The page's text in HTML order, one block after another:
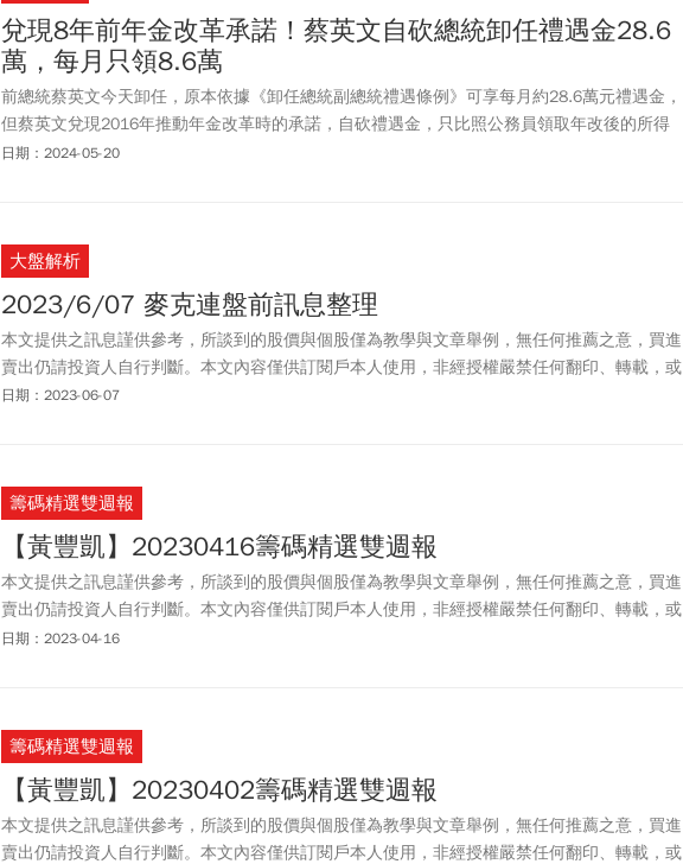
兌現8年前年金改革承諾！蔡英文自砍總統卸任禮遇金28.6
萬，每月只領8.6萬
前總統蔡英文今天卸任，原本依據《卸任總統副總統禮遇條例》可享每月約28.6萬元禮遇金，
但蔡英文兌現2016年推動年金改革時的承諾，自砍禮遇金，只比照公務員領取年改後的所得
天花板，約8.6萬元。
日期：2024-05-20
大盤解析
2023/6/07 麥克連盤前訊息整理
本文提供之訊息謹供參考，所談到的股價與個股僅為教學與文章舉例，無任何推薦之意，買進
賣出仍請投資人自行判斷。本文內容僅供訂閱戶本人使用，非經授權嚴禁任何翻印、轉載，或
以任何型態傳播於他人。
日期：2023-06-07
籌碼精選雙週報
【黃豐凱】20230416籌碼精選雙週報
本文提供之訊息謹供參考，所談到的股價與個股僅為教學與文章舉例，無任何推薦之意，買進
賣出仍請投資人自行判斷。本文內容僅供訂閱戶本人使用，非經授權嚴禁任何翻印、轉載，或
以任何型態傳播於他人。
日期：2023-04-16
籌碼精選雙週報
【黃豐凱】20230402籌碼精選雙週報
本文提供之訊息謹供參考，所談到的股價與個股僅為教學與文章舉例，無任何推薦之意，買進
賣出仍請投資人自行判斷。本文內容僅供訂閱戶本人使用，非經授權嚴禁任何翻印、轉載，或